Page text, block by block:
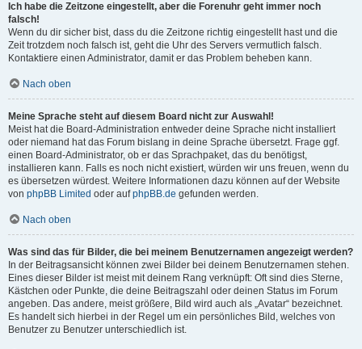
Ich habe die Zeitzone eingestellt, aber die Forenuhr geht immer noch
falsch!
Wenn du dir sicher bist, dass du die Zeitzone richtig eingestellt hast und die
Zeit trotzdem noch falsch ist, geht die Uhr des Servers vermutlich falsch.
Kontaktiere einen Administrator, damit er das Problem beheben kann.
Nach oben
Meine Sprache steht auf diesem Board nicht zur Auswahl!
Meist hat die Board-Administration entweder deine Sprache nicht installiert
oder niemand hat das Forum bislang in deine Sprache übersetzt. Frage ggf.
einen Board-Administrator, ob er das Sprachpaket, das du benötigst,
installieren kann. Falls es noch nicht existiert, würden wir uns freuen, wenn du
es übersetzen würdest. Weitere Informationen dazu können auf der Website
von phpBB Limited oder aufphpBB.de gefunden werden.
Nach oben
Was sind das für Bilder, die bei meinem Benutzernamen angezeigt werden?
In der Beitragsansicht können zwei Bilder bei deinem Benutzernamen stehen.
Eines dieser Bilder ist meist mit deinem Rang verknüpft: Oft sind dies Sterne,
Kästchen oder Punkte, die deine Beitragszahl oder deinen Status im Forum
angeben. Das andere, meist größere, Bild wird auch als „Avatar“ bezeichnet.
Es handelt sich hierbei in der Regel um ein persönliches Bild, welches von
Benutzer zu Benutzer unterschiedlich ist.